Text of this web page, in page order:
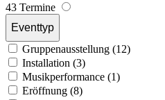
43 Termine
Eventtyp
Gruppenausstellung (12)
Installation (3)
Musikperformance (1)
Eröffnung (8)